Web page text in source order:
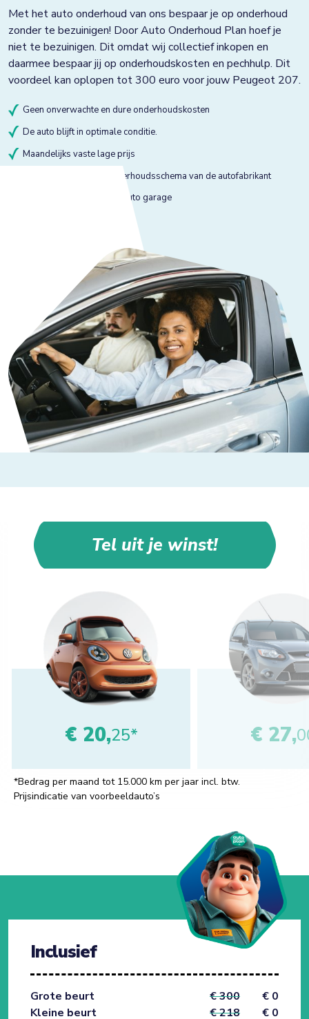
Met het auto onderhoud van ons bespaar je op onderhoud
zonder te bezuinigen! Door Auto Onderhoud Plan hoef je
niet te bezuinigen. Dit omdat wij collectief inkopen en
daarmee bespaar jij op onderhoudskosten en pechhulp. Dit
voordeel kan oplopen tot 300 euro voor jouw Peugeot 207.
Geen onverwachte en dure onderhoudskosten
De auto blijft in optimale conditie.
Maandelijks vaste lage prijs
Onderhoud volgens onderhoudsschema van de autofabrikant
Onderhoud bij gekeurde auto garage
Tel uit je winst!
€ 20,25* € 27,
*Bedrag per maand tot 15.000 km per jaar incl. btw.
Prijsindicatie van voorbeeldauto’s
Inclusief
Grote beurt € 300
€ 0
Kleine beurt
€ 218 € 0